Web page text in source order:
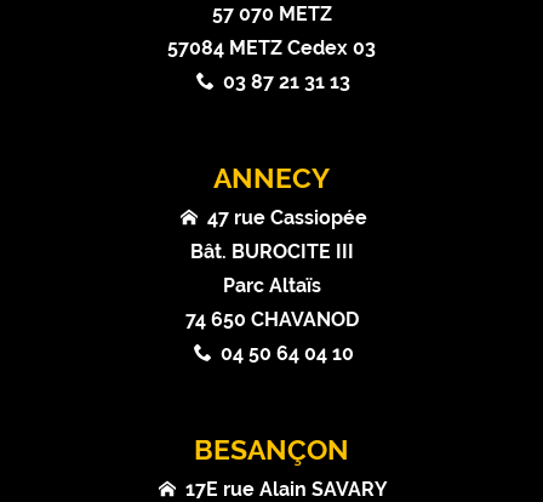
57 070 METZ
57084 METZ Cedex 03
03 87 21 31 13
ANNECY
47 rue Cassiopée
Bât. BUROCITE III
Parc Altaïs
74 650 CHAVANOD
04 50 64 04 10
BESANÇON
17E rue Alain SAVARY